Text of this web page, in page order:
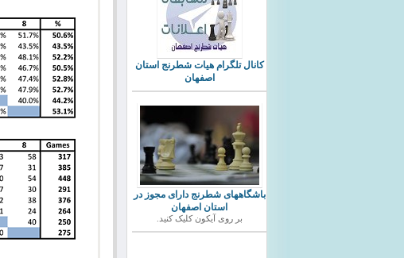
کانال تلگرام هیات شطرنج استان
اصفهان
باشگاههای شطرنج دارای مجوز در
استان اصفهان
بر روی آیکون کلیک کنید.